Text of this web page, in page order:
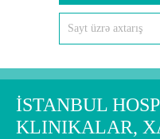
İSTANBUL
KLINIKALAR,